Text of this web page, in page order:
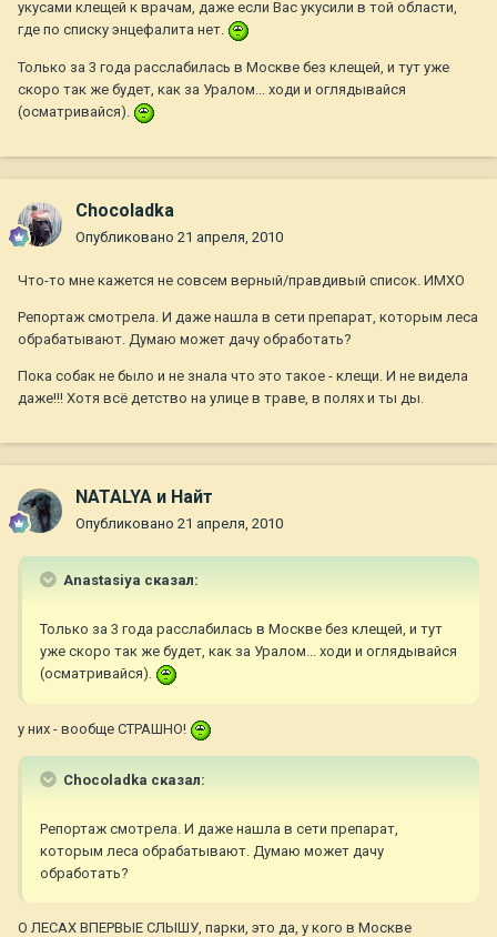
укусами клещей к врачам, даже если Вас укусили в той области,
где по списку энцефалита нет.
Только за 3 года расслабилась в Москве без клещей, и тут уже
скоро так же будет, как за Уралом... ходи и оглядывайся
(осматривайся).
Chocoladka
Опубликовано 21 апреля, 2010
Что-то мне кажется не совсем верный/правдивый список. ИМХО
Репортаж смотрела. И даже нашла в сети препарат, которым леса
обрабатывают. Думаю может дачу обработать?
Пока собак не было и не знала что это такое - клещи. И не видела
даже!!! Хотя всё детство на улице в траве, в полях и ты ды.
NATALYA и Найт
Опубликовано 21 апреля, 2010
Anastasiya сказал:
Только за 3 года расслабилась в Москве без клещей, и тут
уже скоро так же будет, как за Уралом... ходи и оглядывайся
(осматривайся).
у них - вообще СТРАШНО!
Chocoladka сказал:
Репортаж смотрела. И даже нашла в сети препарат,
которым леса обрабатывают. Думаю может дачу
обработать?
О ЛЕСАХ ВПЕРВЫЕ СЛЫШУ, парки, это да, у кого в Москве